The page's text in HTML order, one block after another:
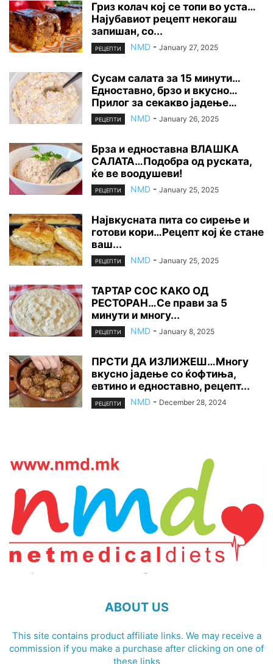
Гриз колач кој се топи во уста…
Најубавиот рецепт некогаш
запишан, со...
РЕЦЕПТИ NMD - January 27, 2025
Сусам салата за 15 минути…
Едноставно, брзо и вкусно…
Прилог за секакво јадење…
РЕЦЕПТИ NMD - January 26, 2025
Брза и едноставна ВЛАШКА
САЛАТА…Подобра од руската,
ќе ве воодушеви!
РЕЦЕПТИ NMD - January 25, 2025
Највкусната пита со сирење и
готови кори…Рецепт кој ќе стане
ваш...
РЕЦЕПТИ NMD - January 25, 2025
ТАРТАР СОС КАКО ОД
РЕСТОРАН…Се прави за 5
минути и многу...
РЕЦЕПТИ NMD - January 8, 2025
ПРСТИ ДА ИЗЛИЖЕШ…Многу
вкусно јадење со ќофтиња,
евтино и едноставно, рецепт...
РЕЦЕПТИ NMD - December 28, 2024
ABOUT US
This site contains product affiliate links. We may receive a
commission if you make a purchase after clicking on one of
these links